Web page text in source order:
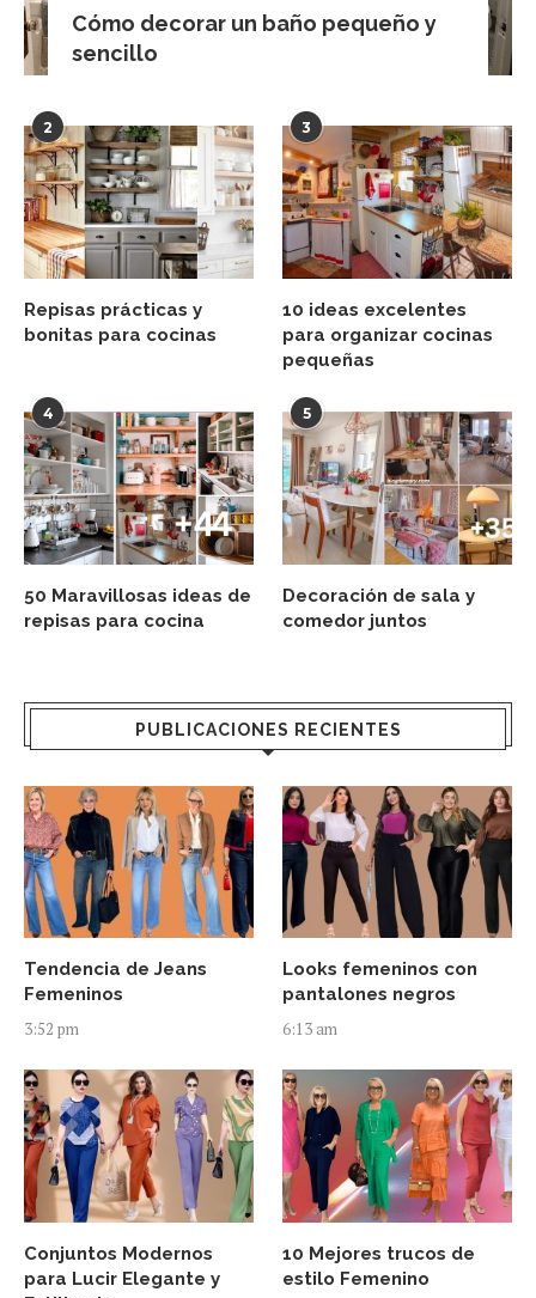
Cómo decorar un baño pequeño y
sencillo
2
Repisas prácticas y
bonitas para cocinas
3
10 ideas excelentes
para organizar cocinas
pequeñas
4
50 Maravillosas ideas de
repisas para cocina
5
Decoración de sala y
comedor juntos
PUBLICACIONES RECIENTES
Tendencia de Jeans
Femeninos
3:52 pm
Looks femeninos con
pantalones negros
6:13 am
Conjuntos Modernos
para Lucir Elegante y
10 Mejores trucos de
estilo Femenino